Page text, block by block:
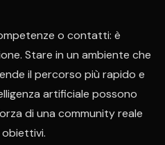
o contatti: è
Stare in un ambiente che
il percorso più rapido e
artificiale possono
di una community reale